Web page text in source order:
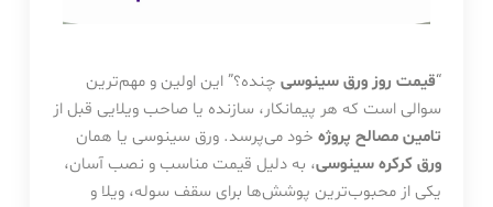
قیمت روز ورق سینوسیچنده؟” این اولین و مهم‌ترین
سوالی است که هر پیمانکار، سازنده یا صاحب ویلایی قبل از
تامین مصالح پروژهخود می‌پرسد. ورق سینوسی یا همان
ورق کرکره سینوسی، به دلیل قیمت مناسب و نصب آسان،
یکی از محبوب‌ترین پوشش‌ها برای سقف سوله، ویلا و